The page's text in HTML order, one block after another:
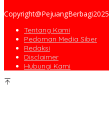
Copyright@PejuangBerbagi2025
Tentang Kami
Pedoman Media Siber
Redaksi
Disclaimer
Hubungi Kami